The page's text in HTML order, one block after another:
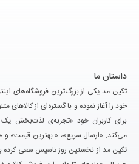
داستان ما
خود را آغاز نموده و با گستره‌ای از کالاهای
برای کاربران خود «تجربه‌ی لذت‌بخش یک
می‌کند. «ارسال سریع»، « بهترین قیمت» و
تکین مد از نخستین روز تاسیس سعی کرده